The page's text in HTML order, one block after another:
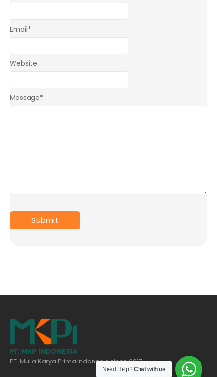
Message*
Email*
Website
PT. Mulia Karya Prima Indonesia since 2017
Need Help?Chat with us